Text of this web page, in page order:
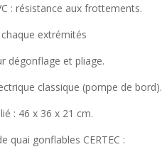
: résistance aux frottements.
extrémités
dégonflage et pliage.
classique (pompe de bord).
: 46 x 36 x 21 cm.
quai gonflables CERTEC :